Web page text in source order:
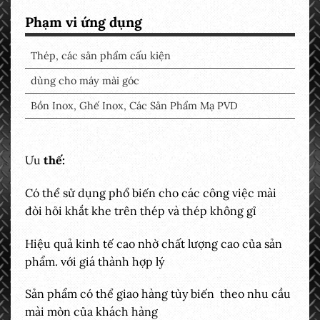
Phạm vi ứng dụng
Thép, các sản phẩm cấu kiện
dùng cho máy mài góc
Bồn Inox, Ghế Inox, Các Sản Phẩm Mạ PVD
Ưu thế:
Có thể sử dụng phổ biến cho các công việc mài
đòi hỏi khắt khe trên thép và thép không gỉ
Hiệu quả kinh tế cao nhờ chất lượng cao của sản
phẩm. với giá thành hợp lý
Sản phẩm có thể giao hàng tùy biến theo nhu cầu
mài mòn của khách hàng